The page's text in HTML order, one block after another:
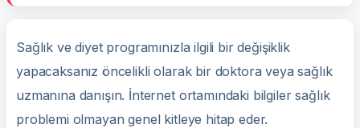
Sağlık ve diyet programınızla ilgili bir değişiklik
yapacaksanız öncelikli olarak bir doktora veya sağlık
uzmanına danışın. İnternet ortamındaki bilgiler sağlık
problemi olmayan genel kitleye hitap eder.